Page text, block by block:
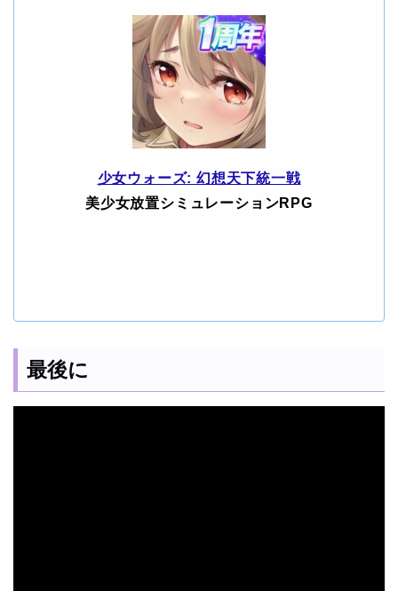
少女ウォーズ: 幻想天下統一戦
美少女放置シミュレーションRPG
最後に